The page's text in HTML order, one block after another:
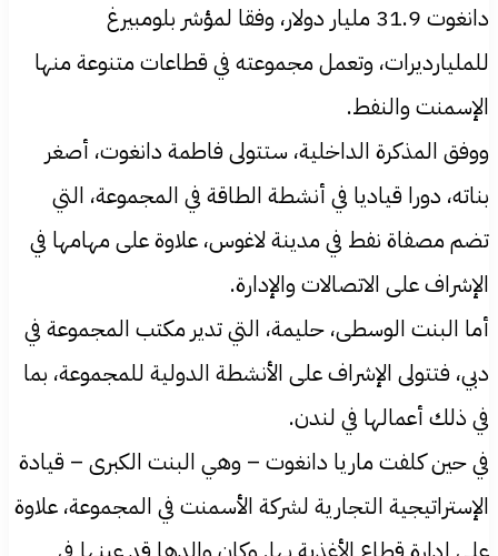
دانغوت 31.9 مليار دولار، وفقا لمؤشر بلومبيرغ
للمليارديرات، وتعمل مجموعته في قطاعات متنوعة منها
الإسمنت والنفط.
ووفق المذكرة الداخلية، ستتولى فاطمة دانغوت، أصغر
بناته، دورا قياديا في أنشطة الطاقة في المجموعة، التي
تضم مصفاة نفط في مدينة لاغوس، علاوة على مهامها في
الإشراف على الاتصالات والإدارة.
أما البنت الوسطى، حليمة، التي تدير مكتب المجموعة في
دبي، فتتولى الإشراف على الأنشطة الدولية للمجموعة، بما
في ذلك أعمالها في لندن.
في حين كلفت ماريا دانغوت – وهي البنت الكبرى – قيادة
الإستراتيجية التجارية لشركة الأسمنت في المجموعة، علاوة